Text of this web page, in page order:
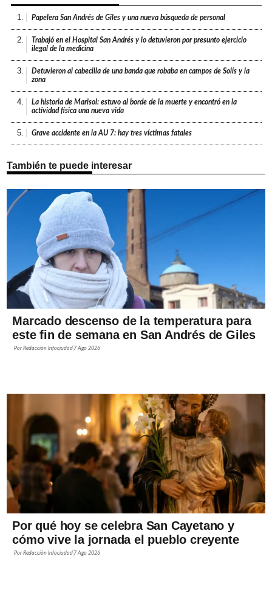
1. Papelera San Andrés de Giles y una nueva búsqueda de personal
2.
Trabajó en el Hospital San Andrés y lo detuvieron por presunto ejercicio
ilegal de la medicina
3.
Detuvieron al cabecilla de una banda que robaba en campos de Solís y la
zona
4.
La historia de Marisol: estuvo al borde de la muerte y encontró en la
actividad física una nueva vida
5. Grave accidente en la AU 7: hay tres víctimas fatales
También te puede interesar
Marcado descenso de la temperatura para
este fin de semana en San Andrés de Giles
PorRedacción Infociudad 7 Ago 2026
Por qué hoy se celebra San Cayetano y
cómo vive la jornada el pueblo creyente
PorRedacción Infociudad 7 Ago 2026